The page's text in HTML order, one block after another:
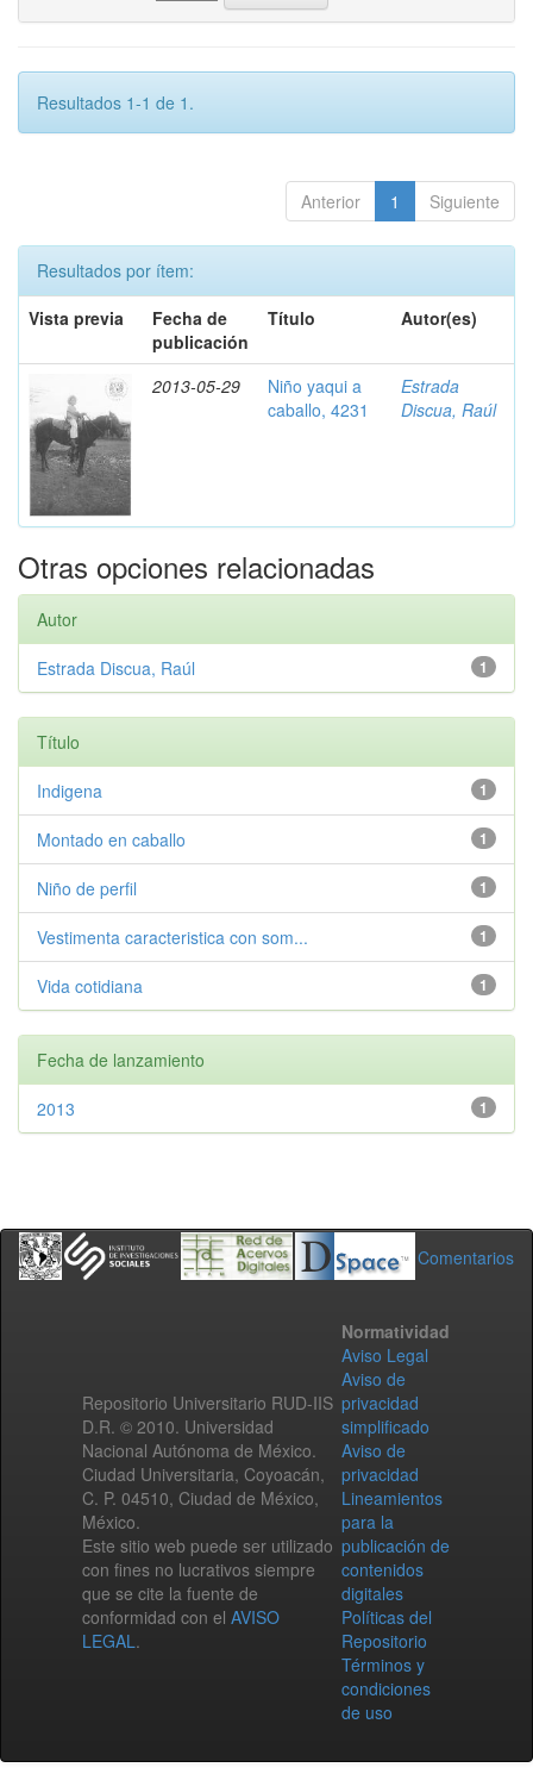
Resultados 1-1 de 1.
Anterior 1 Siguiente
Resultados por ítem:
Vista previa
Fecha de
publicación
Título Autor(es)
2013-05-29
Niño yaqui a
caballo, 4231
Estrada
Discua, Raúl
Otras opciones relacionadas
Autor
1
Estrada Discua, Raúl
Título
1
Indigena
1
Montado en caballo
1
Niño de perfil
1
Vestimenta caracteristica con som...
1
Vida cotidiana
Fecha de lanzamiento
1
2013
Comentarios
Repositorio Universitario RUD-IIS
D.R. © 2010. Universidad
Nacional Autónoma de México.
Ciudad Universitaria, Coyoacán,
C. P. 04510, Ciudad de México,
México.
Este sitio web puede ser utilizado
con fines no lucrativos siempre
que se cite la fuente de
conformidad con el AVISO
LEGAL.
Normatividad
Aviso Legal
Aviso de
privacidad
simplificado
Aviso de
privacidad
Lineamientos
para la
publicación de
contenidos
digitales
Políticas del
Repositorio
Términos y
condiciones
de uso